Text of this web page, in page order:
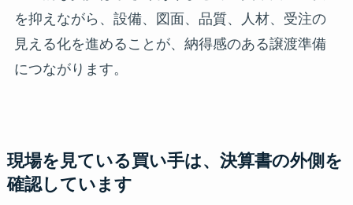
を抑えながら、設備、図面、品質、人材、受注の
見える化を進めることが、納得感のある譲渡準備
につながります。
現場を見ている買い手は、決算書の外側を
確認しています